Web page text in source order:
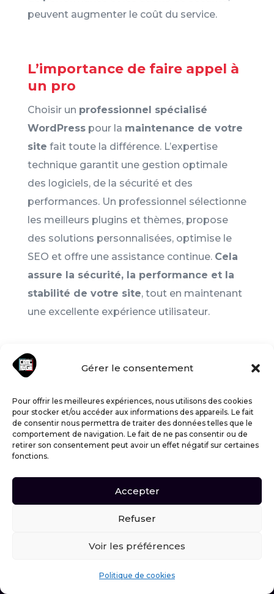
Gérer le consentement
Pour offrir les meilleures expériences, nous utilisons des cookies
pour stocker et/ou accéder aux informations des appareils. Le fait
de consentir nous permettra de traiter des données telles que le
comportement de navigation. Le fait de ne pas consentir ou de
retirer son consentement peut avoir un effet négatif sur certaines
fonctions.
Accepter
Refuser
Voir les préférences
Politique de cookies
peuvent augmenter le coût du service.
L’importance de faire appel à
un pro
Choisir un professionnel spécialisé
WordPresspour la maintenance de votre
site fait toute la différence. L’expertise
technique garantit une gestion optimale
des logiciels, de la sécurité et des
performances. Un professionnel sélectionne
les meilleurs plugins et thèmes, propose
des solutions personnalisées, optimise le
SEO et offre une assistance continue. Cela
assure la sécurité, la performance et la
stabilité de votre site, tout en maintenant
une excellente expérience utilisateur.
FAQ
FAIRE ?